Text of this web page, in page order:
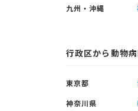
九州・沖縄
行政区から動物
東京都
神奈川県